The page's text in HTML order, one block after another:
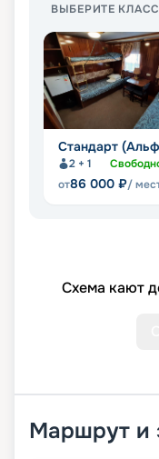
ВЫБЕРИТЕ
Стандарт
2 + 1
от86 000 ₽/
Схема кают
Маршрут и